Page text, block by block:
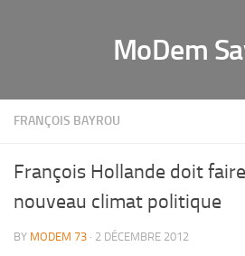
MoDem
FRANÇOIS BAYROU
François Hollande doit
nouveau climat politique
BY MODEM 73 · 2 DÉCEMBRE 2012